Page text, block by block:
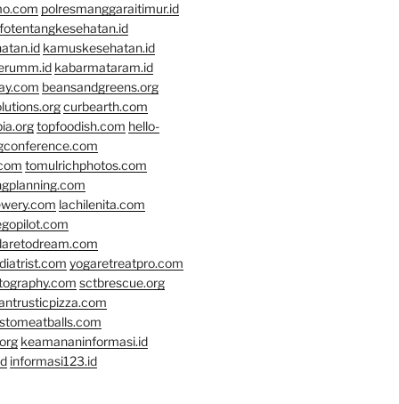
polresmanggaraitimur.id
kamuskesehatan.id
kabarmataram.id
beansandgreens.org
curbearth.com
topfoodish.com hello-
tomulrichphotos.com
lachilenita.com
yogaretreatpro.com
sctbrescue.org
keamananinformasi.id
informasi123.id